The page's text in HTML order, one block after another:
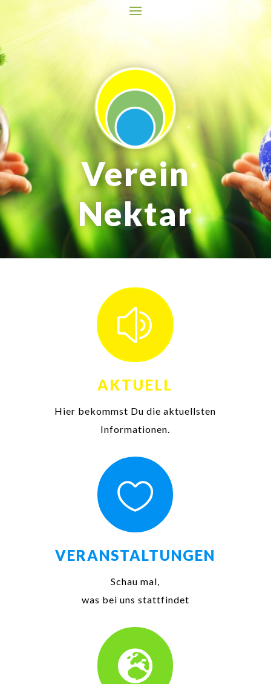
Verein
Nektar
z
AKTUELL
Hier bekommst Du die aktuellsten
Informationen.

VERANSTALTUNGEN
Schau mal,
was bei uns stattfindet
